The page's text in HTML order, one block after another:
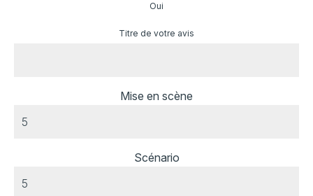
Oui
Titre de votre avis
Mise en scène
Scénario